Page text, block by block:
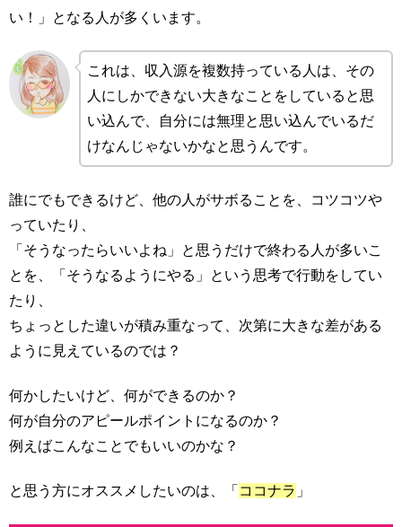
い！」となる人が多くいます。
これは、収入源を複数持っている人は、その
人にしかできない大きなことをしていると思
い込んで、自分には無理と思い込んでいるだ
けなんじゃないかなと思うんです。
誰にでもできるけど、他の人がサボることを、コツコツや
っていたり、
「そうなったらいいよね」と思うだけで終わる人が多いこ
とを、「そうなるようにやる」という思考で行動をしてい
たり、
ちょっとした違いが積み重なって、次第に大きな差がある
ように見えているのでは？
何かしたいけど、何ができるのか？
何が自分のアピールポイントになるのか？
例えばこんなことでもいいのかな？
と思う方にオススメしたいのは、「 ココナラ 」